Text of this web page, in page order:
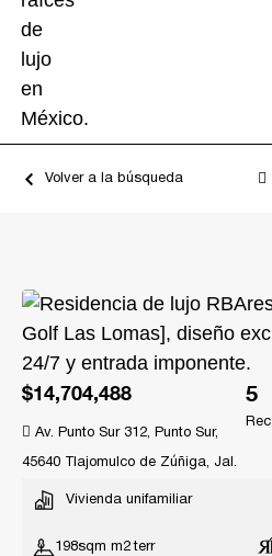
Volver a la búsqueda
$14,704,488
Av. Punto Sur 312, Punto Sur,
45640 Tlajomulco de Zúñiga, Jal.
Rec
5
Vivienda unifamiliar
sqm m2
198